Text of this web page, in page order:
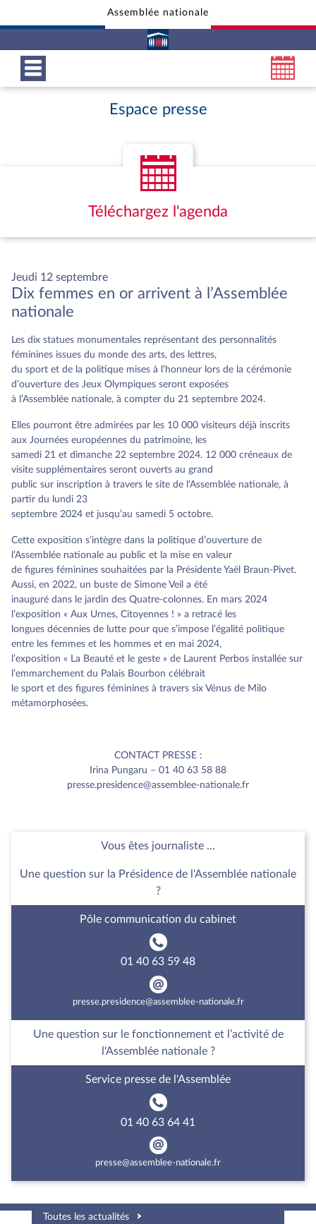
Aller en bas de la pageAssemblée nationale
Espace presse
Téléchargez l'agenda
Jeudi 12 septembre
Dix femmes en or arrivent à l’Assemblée
nationale
Les dix statues monumentales représentant des personnalités
féminines issues du monde des arts, des lettres,
du sport et de la politique mises à l’honneur lors de la cérémonie
d’ouverture des Jeux Olympiques seront exposées
à l’Assemblée nationale, à compter du 21 septembre 2024.
Elles pourront être admirées par les 10 000 visiteurs déjà inscrits
aux Journées européennes du patrimoine, les
samedi 21 et dimanche 22 septembre 2024. 12 000 créneaux de
visite supplémentaires seront ouverts au grand
public sur inscription à travers le site de l'Assemblée nationale, à
partir du lundi 23
septembre 2024 et jusqu’au samedi 5 octobre.
Cette exposition s’intègre dans la politique d’ouverture de
l’Assemblée nationale au public et la mise en valeur
de figures féminines souhaitées par la Présidente Yaël Braun-Pivet.
Aussi, en 2022, un buste de Simone Veil a été
inauguré dans le jardin des Quatre-colonnes. En mars 2024
l’exposition « Aux Urnes, Citoyennes ! » a retracé les
longues décennies de lutte pour que s’impose l’égalité politique
entre les femmes et les hommes et en mai 2024,
l’exposition « La Beauté et le geste » de Laurent Perbos installée sur
l’emmarchement du Palais Bourbon célébrait
le sport et des figures féminines à travers six Vénus de Milo
métamorphosées.
CONTACT PRESSE :
Irina Pungaru – 01 40 63 58 88
presse.presidence@assemblee-nationale.fr
Vous êtes journaliste ...
Une question sur la Présidence de l'Assemblée nationale
?
Pôle communication du cabinet
01 40 63 59 48
presse.presidence@assemblee-nationale.fr
Une question sur le fonctionnement et l’activité de
l'Assemblée nationale ?
Service presse de l'Assemblée
01 40 63 64 41
presse@assemblee-nationale.fr
Toutes les actualités